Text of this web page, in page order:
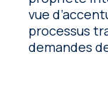
vue
processus
demandes